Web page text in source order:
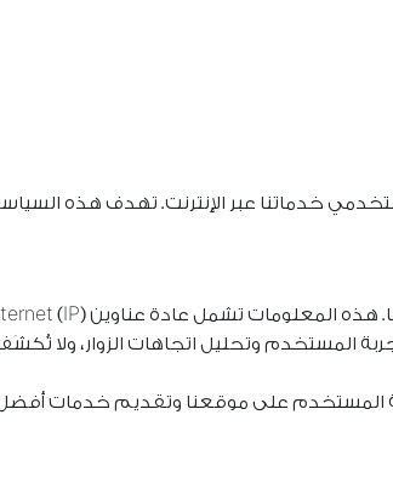
خدماتنا عبر الإنترنت. تهدف هذه
المستخدم وتحليل اتجاهات الزوار، ولا
على موقعنا وتقديم خدمات أفضل. نحن